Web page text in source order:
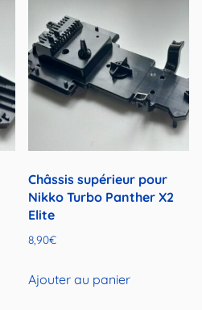
Châssis supérieur pour
Nikko Turbo Panther X2
Elite
8,90€
Ajouter au panier